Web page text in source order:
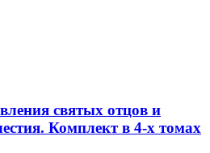
святых отцов и
Комплект в 4-х томах